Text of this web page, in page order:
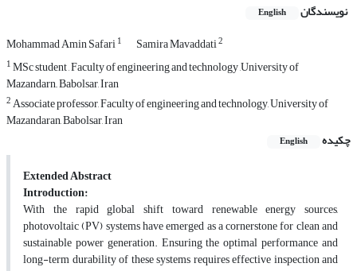
نویسندگان English
Mohammad Amin Safari1 Samira Mavaddati2
1MSc student , Faculty of engineering and technology ,University of
Mazandarn,, Babolsar, Iran
2Associate professor, Faculty of engineering and technology, University of
Mazandaran, Babolsar, Iran
چکیده
English
Extended Abstract
Introduction:
With the rapid global shift toward renewable energy sources,
photovoltaic (PV) systems have emerged as a cornerstone for clean and
sustainable power generation. Ensuring the optimal performance and
long-term durability of these systems requires effective inspection and